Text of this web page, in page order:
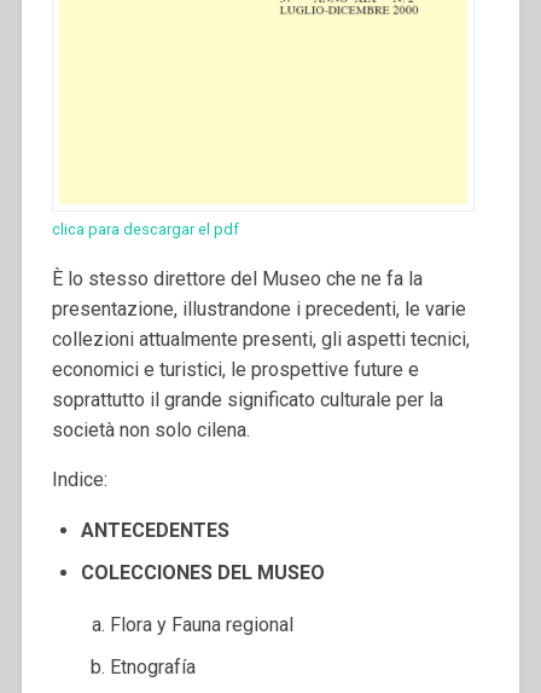
clica para descargar el pdf
È lo stesso direttore del Museo che ne fa la
presentazione, illustrandone i precedenti, le varie
collezioni attualmente presenti, gli aspetti tecnici,
economici e turistici, le prospettive future e
soprattutto il grande significato culturale per la
società non solo cilena.
Indice:
ANTECEDENTES
COLECCIONES DEL MUSEO
Flora y Fauna regional
Etnografía